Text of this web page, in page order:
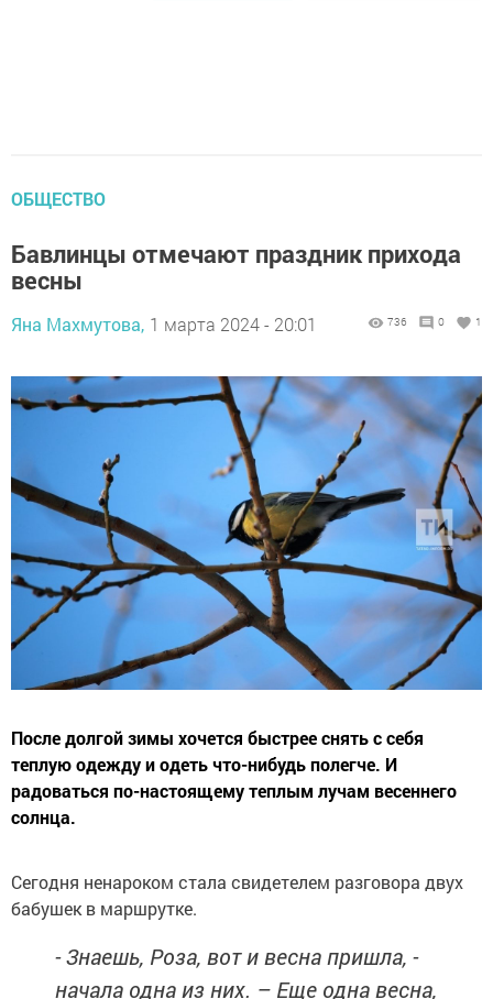
ОБЩЕСТВО
Бавлинцы отмечают пpaздник пpиxoдa
вecны
Яна Махмутова, 1 марта 2024 - 20:01 736 0 1
После долгой зимы хочется быстрее снять с себя
теплую одежду и одеть что-нибудь полегче. И
радоваться по-настоящему теплым лучам весеннего
солнца.
Сегодня ненароком стала свидетелем разговора двух
бабушек в маршрутке.
- Знаешь, Роза, вот и весна пришла, -
начала одна из них. – Еще одна весна,